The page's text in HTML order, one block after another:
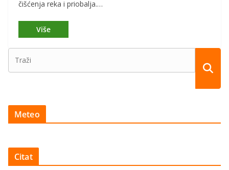
čišćenja reka i priobalja.…
Meteo
Citat